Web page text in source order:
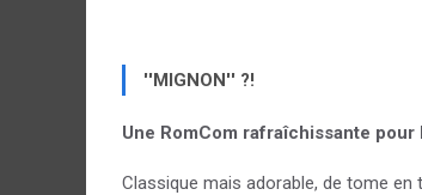
''MIGNON'' ?!
Une RomCom rafraîchissante pour
Classique mais adorable, de tome en